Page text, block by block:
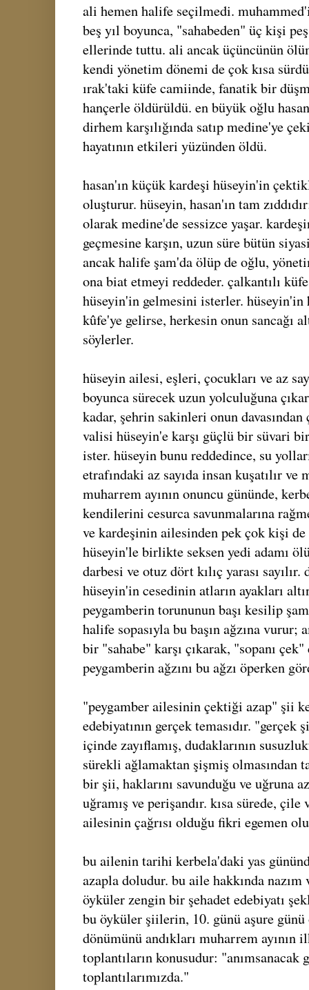
ali hemen halife seçilmedi.
beş yıl boyunca, "sahabeden" üç kişi
ellerinde tuttu. ali ancak üçüncünün
kendi yönetim dönemi de çok kısa
ırak'taki küfe camiinde, fanatik bir
hançerle öldürüldü. en büyük oğlu
dirhem karşılığında satıp medine'ye
hayatının etkileri yüzünden öldü.
hasan'ın küçük kardeşi hüseyin'in
oluşturur. hüseyin, hasan'ın tam
olarak medine'de sessizce yaşar.
geçmesine karşın, uzun süre bütün
ancak halife şam'da ölüp de oğlu,
ona biat etmeyi reddeder. çalkantılı
hüseyin'in gelmesini isterler. hüseyin'in
kûfe'ye gelirse, herkesin onun sancağı
söylerler.
hüseyin ailesi, eşleri, çocukları ve az
boyunca sürecek uzun yolculuğuna
kadar, şehrin sakinleri onun
valisi hüseyin'e karşı güçlü bir süvari
ister. hüseyin bunu reddedince, su
etrafındaki az sayıda insan kuşatılır ve
muharrem ayının onuncu gününde,
kendilerini cesurca savunmalarına
ve kardeşinin ailesinden pek çok kişi
hüseyin'le birlikte seksen yedi adamı
darbesi ve otuz dört kılıç yarası
hüseyin'in cesedinin atların ayakları
peygamberin torununun başı kesilip
halife sopasıyla bu başın ağzına vurur;
bir "sahabe" karşı çıkarak, "sopanı
peygamberin ağzını bu ağzı öperken
"peygamber ailesinin çektiği azap" şii
edebiyatının gerçek temasıdır.
içinde zayıflamış, dudaklarının
sürekli ağlamaktan şişmiş olmasından
bir şii, haklarını savunduğu ve uğruna
uğramış ve perişandır. kısa sürede,
ailesinin çağrısı olduğu fikri egemen
bu ailenin tarihi kerbela'daki yas
azapla doludur. bu aile hakkında
öyküler zengin bir şehadet edebiyatı
bu öyküler şiilerin, 10. günü aşure
dönümünü andıkları muharrem ayının
toplantıların konusudur: "anımsanacak
toplantılarımızda."